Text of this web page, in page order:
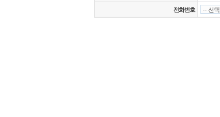
전화번호